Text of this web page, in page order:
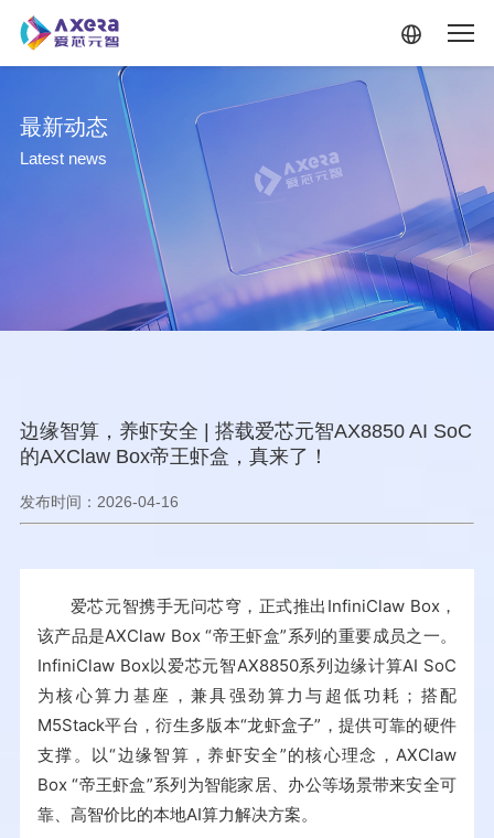
最新动态
Latest news
边缘智算，养虾安全 | 搭载爱芯元智AX8850 AI SoC
的AXClaw Box帝王虾盒，真来了！
发布时间：2026-04-16
爱芯元智携手无问芯穹，正式推出InfiniClaw Box，
该产品是AXClaw Box “帝王虾盒”系列的重要成员之一。
InfiniClaw Box以爱芯元智AX8850系列边缘计算AI SoC
为核心算力基座，兼具强劲算力与超低功耗；搭配
M5Stack平台，衍生多版本“龙虾盒子”，提供可靠的硬件
支撑。以“边缘智算，养虾安全”的核心理念，AXClaw
Box “帝王虾盒”系列为智能家居、办公等场景带来安全可
靠、高智价比的本地AI算力解决方案。